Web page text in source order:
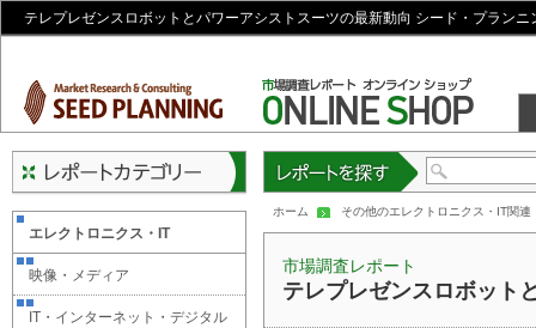
テレプレゼンスロボットとパワーアシストスーツの最新動向 シード・プラン
ホーム その他のエレクトロニクス・IT関連
市場調査レポート
テレプレゼンスロボット
エレクトロニクス・IT
映像・メディア
IT・インターネット・デジタル